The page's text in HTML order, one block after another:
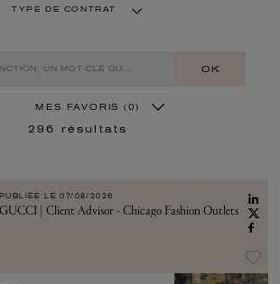
TYPE DE CONTRAT
OK
MES FAVORIS (0)
296 résultats
PUBLIÉE LE 07/08/2026
GUCCI | Client Advisor - Chicago Fashion Outlets